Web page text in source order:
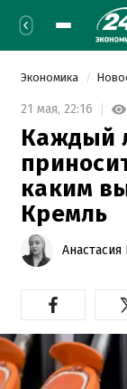
Экономика
21 мая, 22:16
Каждый
каким
Кремль